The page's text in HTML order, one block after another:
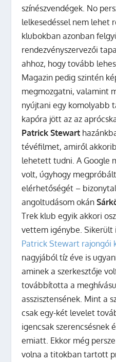
színészvendégek. No
lelkesedéssel nem lehet
klubokban azonban
rendezvényszervezői
ahhoz, hogy tovább
Magazin pedig szintén
megmozgatni, valamint
nyújtani egy komolyabb
kapóra jött az az
Patrick Stewart
tévéfilmet, amiről
lehetett tudni. A Google
volt, úgyhogy
elérhetőségét –
angoltudásom okán
Trek klub egyik akkori
vettem igénybe. Sikerült
Patrick Stewart rajongói
nagyjából tíz éve is
aminek a szerkesztője
továbbította a
asszisztensének. Mint a
csak egy-két levelet
igencsak szerencsésnek
emiatt. Ekkor még
volna a titokban tartott